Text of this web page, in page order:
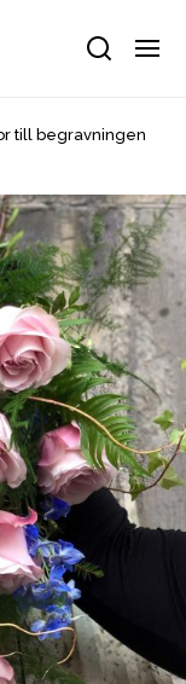
till begravningen